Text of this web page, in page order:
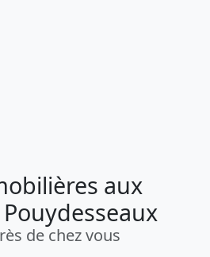
aux
de chez vous